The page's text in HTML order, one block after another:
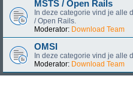
MSTS / Open Rails
In deze categorie vind je alle
/ Open Rails.
Moderator: Download Team
OMSI
In deze categorie vind je alle
Moderator: Download Team